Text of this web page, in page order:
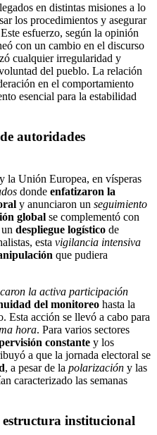
en distintas misiones a lo
los procedimientos y asegurar
esfuerzo, según la opinión
con un cambio en el discurso
cualquier irregularidad y
del pueblo. La relación
en el comportamiento
esencial para la estabilidad
autoridades
la Unión Europea, en vísperas
donde enfatizaron la
y anunciaron un seguimiento
global se complementó con
despliegue logístico de
esta vigilancia intensiva
que pudiera
la activa participación
del monitoreo hasta la
Esta acción se llevó a cabo para
hora. Para varios sectores
constante y los
a que la jornada electoral se
, a pesar de la polarización y las
caracterizado las semanas
institucional